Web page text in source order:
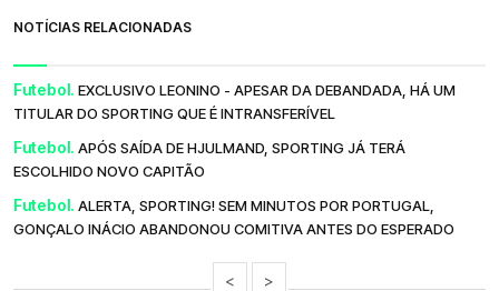
NOTÍCIAS RELACIONADAS
Futebol. EXCLUSIVO LEONINO - APESAR DA DEBANDADA, HÁ UM
TITULAR DO SPORTING QUE É INTRANSFERÍVEL
Futebol. APÓS SAÍDA DE HJULMAND, SPORTING JÁ TERÁ
ESCOLHIDO NOVO CAPITÃO
Futebol. ALERTA, SPORTING! SEM MINUTOS POR PORTUGAL,
GONÇALO INÁCIO ABANDONOU COMITIVA ANTES DO ESPERADO
< >